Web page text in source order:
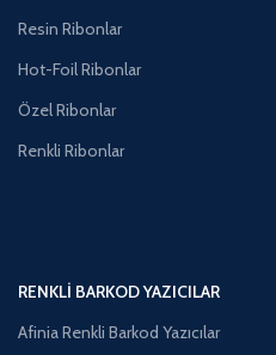
Resin Ribonlar
Hot-Foil Ribonlar
Özel Ribonlar
Renkli Ribonlar
RENKLI BARKOD YAZICILAR
Afinia Renkli Barkod Yazıcılar